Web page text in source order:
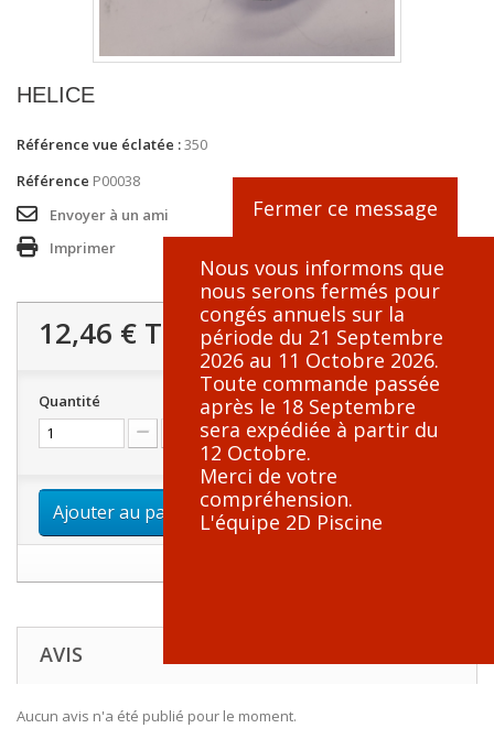
HELICE
Référence vue éclatée :350
Référence P00038
Envoyer à un ami
Imprimer
12,46 € TTC
Quantité
Ajouter au panier
AVIS
Aucun avis n'a été publié pour le moment.
Nous vous informons que
nous serons fermés pour
congés annuels sur la
période du 21 Septembre
2026 au 11 Octobre 2026.
Toute commande passée
après le 18 Septembre
sera expédiée à partir du
12 Octobre.
Merci de votre
compréhension.
L'équipe 2D Piscine
Fermer ce message